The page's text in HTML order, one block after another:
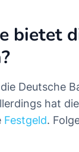
bietet
Deutsche
hat
Festgeld.